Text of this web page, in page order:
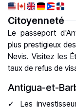
Citoyenneté
Le passeport
plus prestigieux
Nevis. Visitez les
taux de refus de
Antigua-et-
✓ Les